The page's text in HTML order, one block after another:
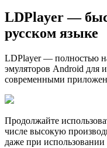
LDPlayer —
русском языке
LDPlayer — полностью
эмуляторов Android для
современными
Продолжайте
числе высокую
даже при